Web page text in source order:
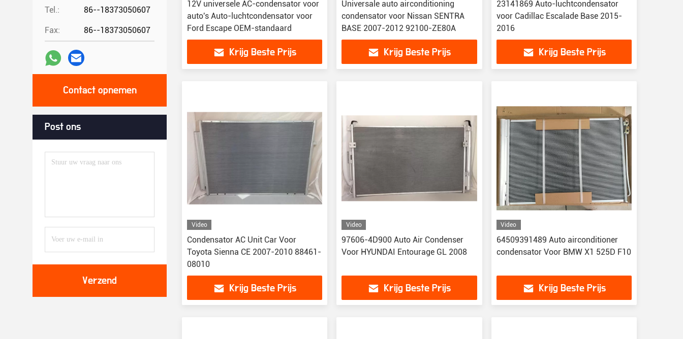
Tel.: 86--18373050607
Fax: 86--18373050607
Contact opnemen
Post ons
Verzend
12V universele AC-condensator voor
auto's Auto-luchtcondensator voor
Ford Escape OEM-standaard
Krijg Beste Prijs
Universale auto airconditioning
condensator voor Nissan SENTRA
BASE 2007-2012 92100-ZE80A
Krijg Beste Prijs
23141869 Auto-luchtcondensator
voor Cadillac Escalade Base 2015-
2016
Krijg Beste Prijs
Video
Condensator AC Unit Car Voor
Toyota Sienna CE 2007-2010 88461-
08010
Krijg Beste Prijs
Video
97606-4D900 Auto Air Condenser
Voor HYUNDAI Entourage GL 2008
Krijg Beste Prijs
Video
64509391489 Auto airconditioner
condensator Voor BMW X1 525D F10
Krijg Beste Prijs